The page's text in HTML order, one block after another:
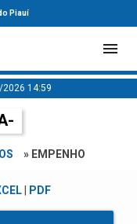
Piauí
14:59
» EMPENHO
| PDF